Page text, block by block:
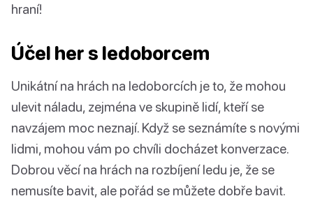
hraní!
Účel her s ledoborcem
Unikátní na hrách na ledoborcích je to, že mohou
ulevit náladu, zejména ve skupině lidí, kteří se
navzájem moc neznají. Když se seznámíte s novými
lidmi, mohou vám po chvíli docházet konverzace.
Dobrou věcí na hrách na rozbíjení ledu je, že se
nemusíte bavit, ale pořád se můžete dobře bavit.